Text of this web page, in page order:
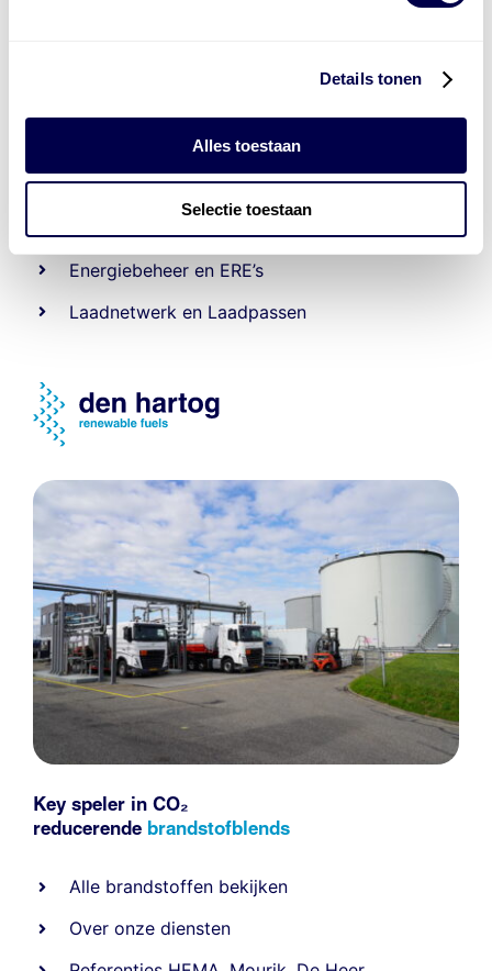
Details tonen
Alles toestaan
Selectie toestaan
laad- en accu oplossingen
Energiebeheer en ERE’s
Laadnetwerk en Laadpassen
Key speler in CO₂
reducerende brandstofblends
Alle brandstoffen bekijken
Over onze diensten